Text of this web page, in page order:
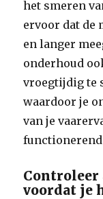
het smeren
ervoor dat
en langer
onderhoud
vroegtijdig te
waardoor je
van je
Controleer
voordat je